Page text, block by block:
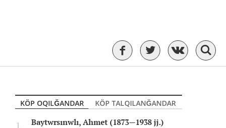
KÖP OQILĞANDAR
KÖP TALQILANĞANDAR
Baytwrsınwlı, Ahmet (1873—1938 jj.)